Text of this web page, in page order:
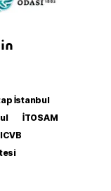
İstanbul
İTOSAM
ICVB